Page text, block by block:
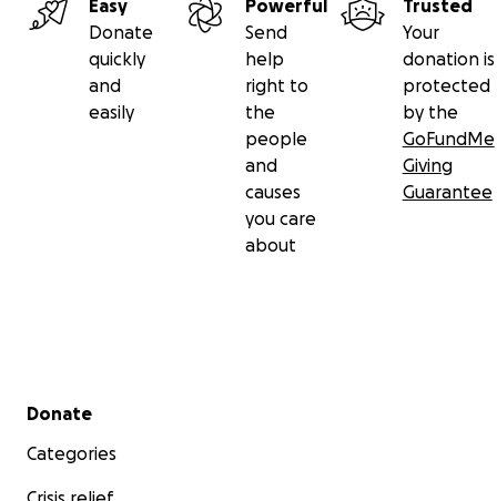
Easy
Donate
quickly
and
easily
Powerful
Send
help
right to
the
people
and
causes
you care
about
Trusted
Your
donation is
protected
by the
GoFundMe
Giving
Guarantee
Secondary menu
Donate
Categories